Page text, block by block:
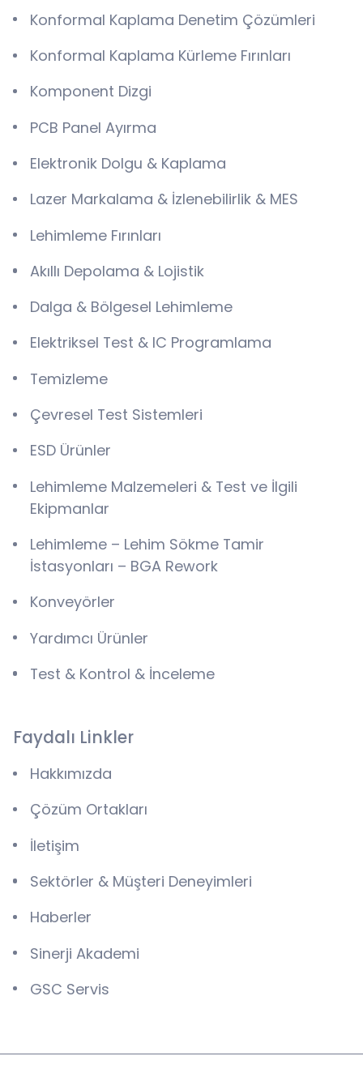
Konformal Kaplama Denetim Çözümleri
Konformal Kaplama Kürleme Fırınları
Komponent Dizgi
PCB Panel Ayırma
Elektronik Dolgu & Kaplama
Lazer Markalama & İzlenebilirlik & MES
Lehimleme Fırınları
Akıllı Depolama & Lojistik
Dalga & Bölgesel Lehimleme
Elektriksel Test & IC Programlama
Temizleme
Çevresel Test Sistemleri
ESD Ürünler
Lehimleme Malzemeleri & Test ve İlgili
Ekipmanlar
Lehimleme – Lehim Sökme Tamir
İstasyonları – BGA Rework
Konveyörler
Yardımcı Ürünler
Test & Kontrol & İnceleme
Faydalı Linkler
Hakkımızda
Çözüm Ortakları
İletişim
Sektörler & Müşteri Deneyimleri
Haberler
Sinerji Akademi
GSC Servis